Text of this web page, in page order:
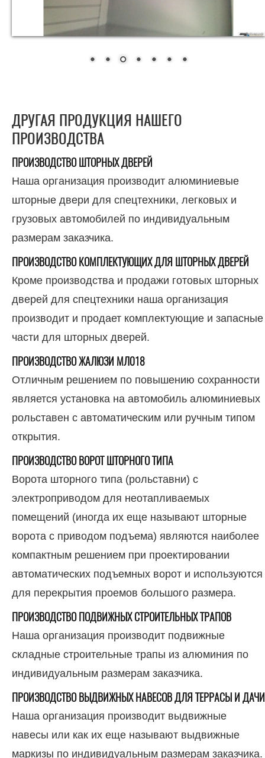
ДРУГАЯ ПРОДУКЦИЯ НАШЕГО
ПРОИЗВОДСТВА
ПРОИЗВОДСТВО ШТОРНЫХ ДВЕРЕЙ
Наша организация производит алюминиевые
шторные двери для спецтехники, легковых и
грузовых автомобилей по индивидуальным
размерам заказчика.
ПРОИЗВОДСТВО КОМПЛЕКТУЮЩИХ ДЛЯ ШТОРНЫХ ДВЕРЕЙ
Кроме производства и продажи готовых шторных
дверей для спецтехники наша организация
производит и продает комплектующие и запасные
части для шторных дверей.
ПРОИЗВОДСТВО ЖАЛЮЗИ МЛ018
Отличным решением по повышению сохранности
является установка на автомобиль алюминиевых
рольставен с автоматическим или ручным типом
открытия.
ПРОИЗВОДСТВО ВОРОТ ШТОРНОГО ТИПА
Ворота шторного типа (рольставни) с
электроприводом для неотапливаемых
помещений (иногда их еще называют шторные
ворота с приводом подъема) являются наиболее
компактным решением при проектировании
автоматических подъемных ворот и используются
для перекрытия проемов большого размера.
ПРОИЗВОДСТВО ПОДВИЖНЫХ СТРОИТЕЛЬНЫХ ТРАПОВ
Наша организация производит подвижные
складные строительные трапы из алюминия по
индивидуальным размерам заказчика.
ПРОИЗВОДСТВО ВЫДВИЖНЫХ НАВЕСОВ ДЛЯ ТЕРРАСЫ И ДАЧИ
Наша организация производит выдвижные
навесы или как их еще называют выдвижные
маркизы по индивидуальным размерам заказчика.